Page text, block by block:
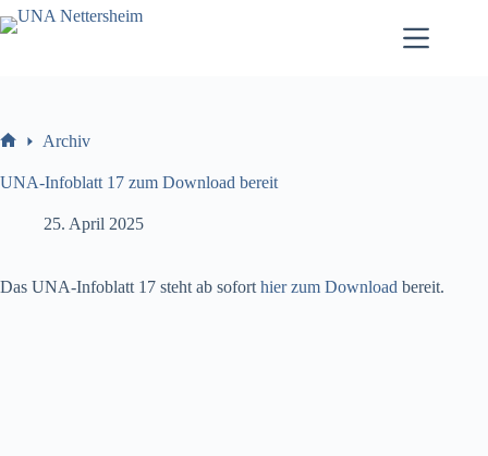
Zum
Inhalt
Archiv
UNA-Infoblatt 17 zum Download bereit
25. April 2025
Das UNA-Infoblatt 17 steht ab sofort hier zum Download bereit.